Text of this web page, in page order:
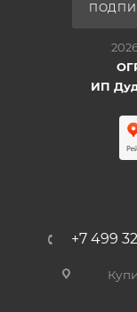
ИП
+7 499